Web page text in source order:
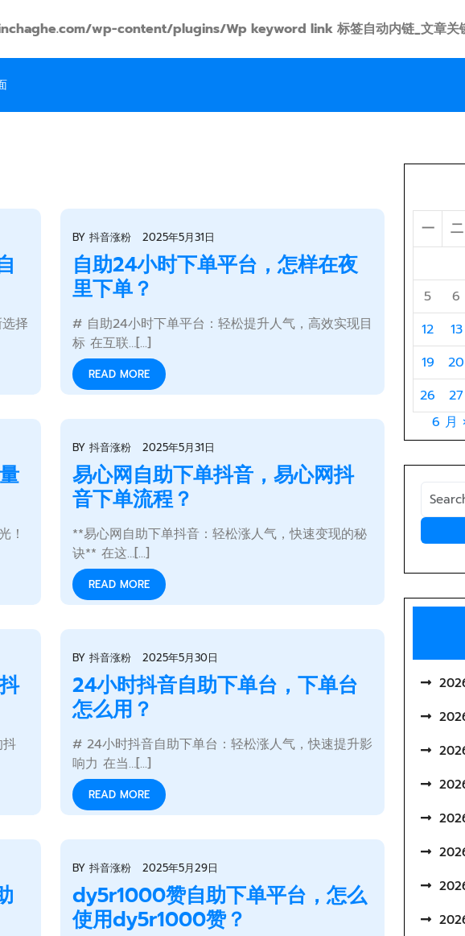
wp-content/plugins/Wp keyword link 标签自动内链_文章关
择
BY 抖音涨粉 2025年5月31日
自助24小时下单平台，怎样在夜
里下单？
# 自助24小时下单平台：轻松提升人气，高效实现目
标 在互联…[...]
READ MORE
！
BY 抖音涨粉 2025年5月31日
易心网自助下单抖音，易心网抖
音下单流程？
**易心网自助下单抖音：轻松涨人气，快速变现的秘
诀** 在这…[...]
READ MORE
BY 抖音涨粉 2025年5月30日
24小时抖音自助下单台，下单台
怎么用？
# 24小时抖音自助下单台：轻松涨人气，快速提升影
响力 在当…[...]
READ MORE
BY 抖音涨粉 2025年5月29日
dy5r1000赞自助下单平台，怎么
使用dy5r1000赞？
一
二
5
6
12
13
19
20
26
27
6 月